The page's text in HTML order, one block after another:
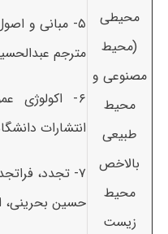
محیطی
(محیط
مصنوعی و
محیط
طبیعی
بالاخص
محیط
زیست
۵- مبانی و
مترجم
۶- اکولوژی
انتشارات
۷- تجدد،
حسین بحرینی،